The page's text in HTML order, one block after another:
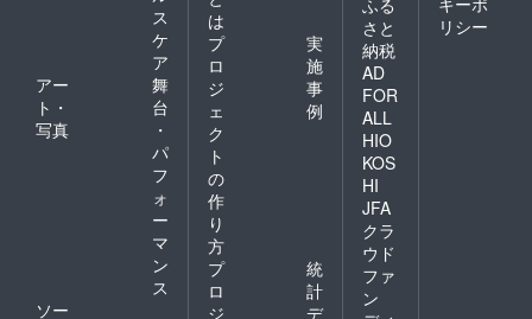
ス
ケ
ア
アー
ト・
写真
舞
台
・
パ
フ
ォ
ー
マ
ン
ス
ソー
は
プ
ロ
ジ
ェ
ク
ト
の
作
り
方
実
施
事
例
プ
ロ
ジ
統
計
デ
ふる
さと
納税
AD
FOR
ALL
HIO
KOS
HI
JFA
クラ
ウド
ファ
ン
リシー